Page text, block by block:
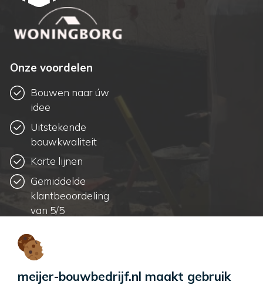
meijer-bouwbedrijf.nl maakt gebruik
Onze voordelen
Bouwen naar úw
idee
Uitstekende
bouwkwaliteit
Korte lijnen
Gemiddelde
klantbeoordeling
van 5/5
Contactgegevens
0184 711 218